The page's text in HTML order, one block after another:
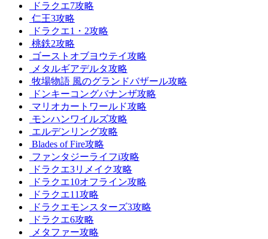
ドラクエ7攻略
仁王3攻略
ドラクエ1・2攻略
桃鉄2攻略
ゴーストオブヨウテイ攻略
メタルギアデルタ攻略
牧場物語 風のグランドバザール攻略
ドンキーコングバナンザ攻略
マリオカートワールド攻略
モンハンワイルズ攻略
エルデンリング攻略
Blades of Fire攻略
ファンタジーライフi攻略
ドラクエ3リメイク攻略
ドラクエ10オフライン攻略
ドラクエ11攻略
ドラクエモンスターズ3攻略
ドラクエ6攻略
メタファー攻略